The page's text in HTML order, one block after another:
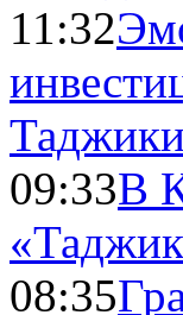
11:32
09:33В
08:35